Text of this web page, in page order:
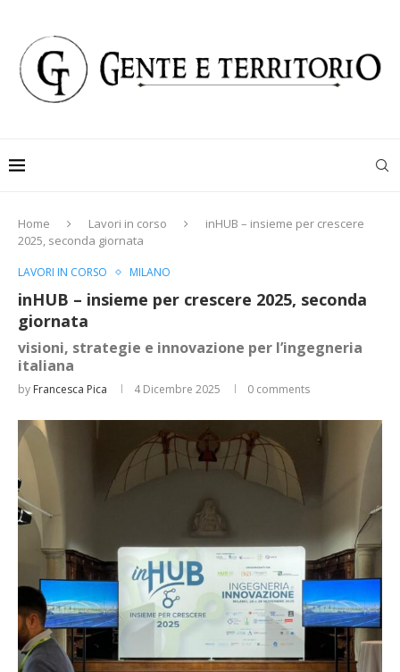
Home Lavori in corso
inHUB – insieme per crescere
2025, seconda giornata
LAVORI IN CORSO MILANO
inHUB – insieme per crescere 2025, seconda
giornata
visioni, strategie e innovazione per l’ingegneria
italiana
by Francesca Pica 4 Dicembre 2025 0 comments